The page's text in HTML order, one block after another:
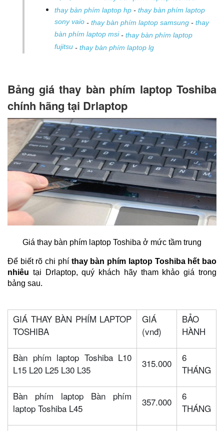
thay bàn phím laptop hp - thay bàn phím laptop
sony vaio - thay bàn phím laptop samsung - thay
bàn phím laptop msi- thay bàn phím laptop
fujitsu - thay bàn phím laptop lg
Bảng giá thay bàn phím laptop Toshiba
chính hãng tại Drlaptop
Giá thay bàn phím laptop Toshiba ở mức tầm trung
Để biết rõ chi phí thay bàn phím laptop Toshiba hết bao
nhiêu tại Drlaptop, quý khách hãy tham khảo giá trong
bảng sau.
GIÁ THAY BÀN PHÍM LAPTOP
TOSHIBA
GIÁ
(vnđ)
BẢO
HÀNH
Bàn phím laptop Toshiba L10
L15 L20 L25 L30 L35
315.000
6
THÁNG
Bàn phím laptop Bàn phím
laptop Toshiba L45
357.000
6
THÁNG